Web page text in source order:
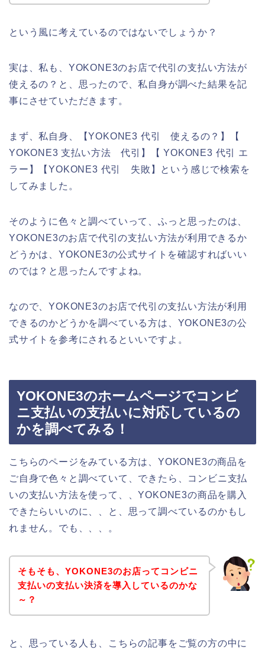
という風に考えているのではないでしょうか？
実は、私も、YOKONE3のお店で代引の支払い方法が
使えるの？と、思ったので、私自身が調べた結果を記
事にさせていただきます。
まず、私自身、【YOKONE3 代引 使えるの？】【
YOKONE3 支払い方法 代引】【 YOKONE3 代引 エ
ラー】【YOKONE3 代引 失敗】という感じで検索を
してみました。
そのように色々と調べていって、ふっと思ったのは、
YOKONE3のお店で代引の支払い方法が利用できるか
どうかは、YOKONE3の公式サイトを確認すればいい
のでは？と思ったんですよね。
なので、YOKONE3のお店で代引の支払い方法が利用
できるのかどうかを調べている方は、YOKONE3の公
式サイトを参考にされるといいですよ。
YOKONE3のホームページでコンビ
ニ支払いの支払いに対応しているの
かを調べてみる！
こちらのページをみている方は、YOKONE3の商品を
ご自身で色々と調べていて、できたら、コンビニ支払
いの支払い方法を使って、、YOKONE3の商品を購入
できたらいいのに、、と、思って調べているのかもし
れません。でも、、、。
そもそも、YOKONE3のお店ってコンビニ
支払いの支払い決済を導入しているのかな
～？
と、思っている人も、こちらの記事をご覧の方の中に